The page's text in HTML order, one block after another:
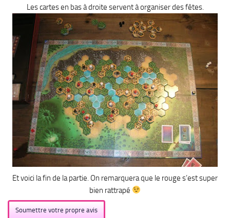
Les cartes en bas à droite servent à organiser des fêtes.
Et voici la fin de la partie. On remarquera que le rouge s’est super
bien rattrapé
Soumettre votre propre avis